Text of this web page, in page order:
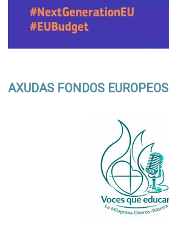
AXUDAS FONDOS EUROPEOS